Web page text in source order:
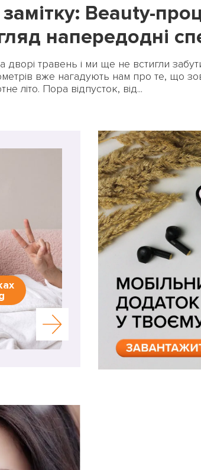
Beauty-
напередодні
дворі травень і ми ще не встигли
вже нагадують нам про те, що
літо. Пора відпусток, від...